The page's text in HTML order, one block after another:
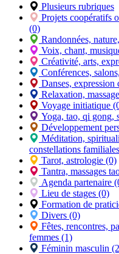
Plusieurs rubriques
Projets coopératifs
(0)
Randonnées,
Voix, chant,
Créativité, arts,
Conférences,
Danses, expression
Relaxation,
Voyage initiatique
Yoga, tao, qi gong,
Développement
Méditation,
constellations
Tarot, astrologie (0)
Tantra, massages
Agenda partenaire
Lieu de stages (0)
Formation de
Divers (0)
Fêtes, rencontres,
femmes (1)
Féminin masculin